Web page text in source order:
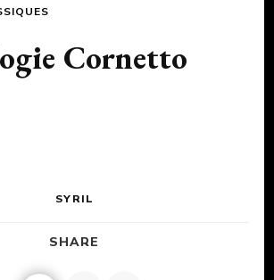
Cornetto
SYRIL
SHARE